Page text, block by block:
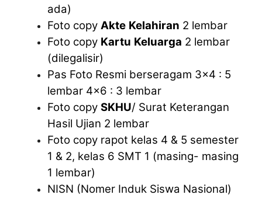
ada)
Foto copy Akte Kelahiran 2 lembar
Foto copy Kartu Keluarga 2 lembar
(dilegalisir)
Pas Foto Resmi berseragam 3×4 : 5
lembar 4×6 : 3 lembar
Foto copy SKHU/ Surat Keterangan
Hasil Ujian 2 lembar
Foto copy rapot kelas 4 & 5 semester
1 & 2, kelas 6 SMT 1 (masing- masing
1 lembar)
NISN (Nomer Induk Siswa Nasional)